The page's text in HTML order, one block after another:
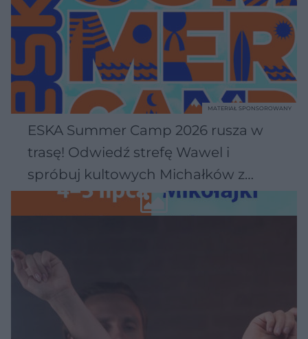
ESKA Summer Camp 2026 rusza w
trasę! Odwiedź strefę Wawel i
spróbuj kultowych Michałków z
Wawelu
MATERIAŁ SPONSOROWANY